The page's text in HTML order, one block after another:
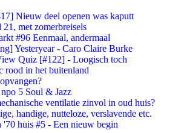
Nieuw deel openen was kaputt
met zomerbreisels
#96 Eenmaal, andermaal
Yesteryear - Caro Claire Burke
Quiz [#122] - Loogisch toch
rood in het buitenland
5 Soul & Jazz
ventilatie zinvol in oud huis?
handige, nutteloze, verslavende etc.
'70 huis #5 - Een nieuw begin